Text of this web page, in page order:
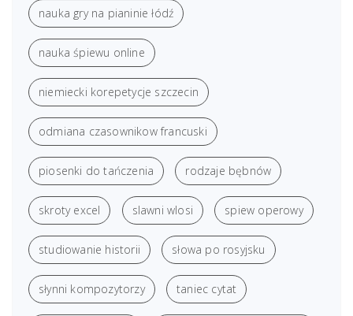
nauka gry na pianinie łódź
nauka śpiewu online
niemiecki korepetycje szczecin
odmiana czasownikow francuski
piosenki do tańczenia rodzaje bębnów
skroty excel slawni wlosi spiew operowy
studiowanie historii słowa po rosyjsku
słynni kompozytorzy taniec cytat